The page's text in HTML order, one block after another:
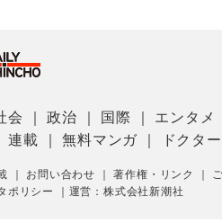
会 ｜政治 国際 エンタメ
連載 ｜無料マンガ ドクタ
お問い合わせ ｜著作権・リンク
ポリシー 運営：株式会社新潮社